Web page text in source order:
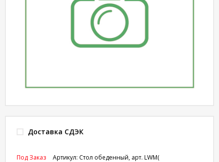
Доставка СДЭК
Артикул: Стол обеденный, арт. LWM(
Под Заказ